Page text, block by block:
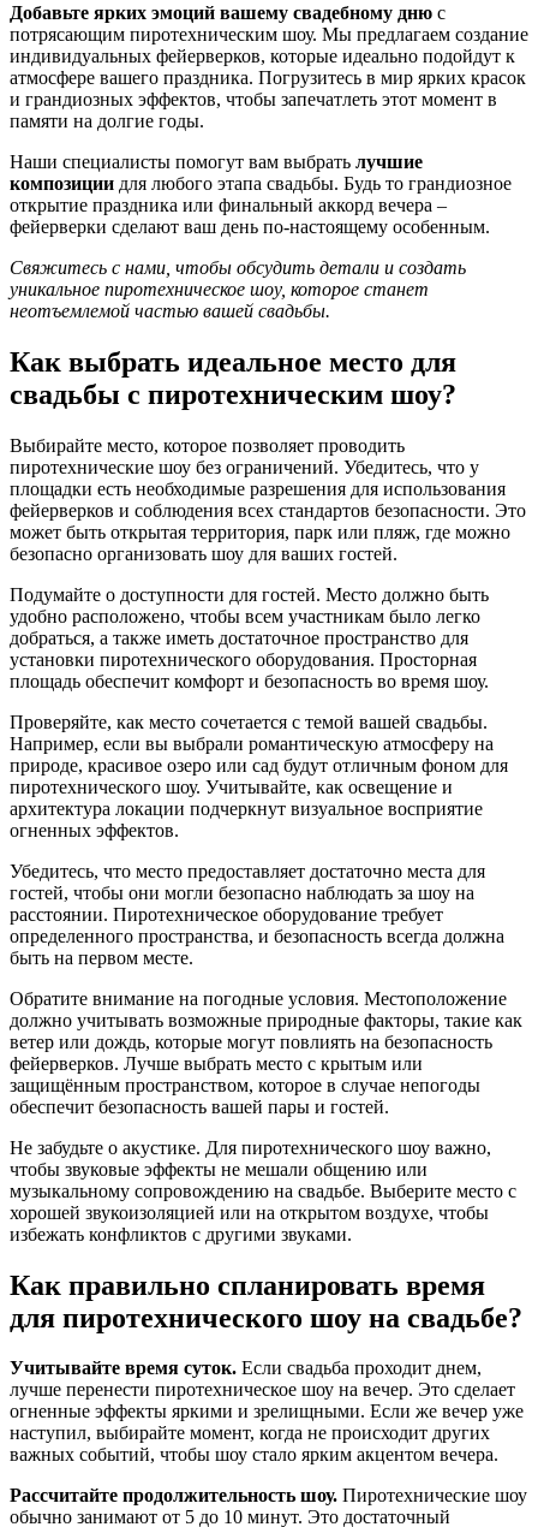
Добавьте ярких эмоций вашему свадебному дню с
потрясающим пиротехническим шоу. Мы предлагаем создание
индивидуальных фейерверков, которые идеально подойдут к
атмосфере вашего праздника. Погрузитесь в мир ярких красок
и грандиозных эффектов, чтобы запечатлеть этот момент в
памяти на долгие годы.
Наши специалисты помогут вам выбрать лучшие
композиции для любого этапа свадьбы. Будь то грандиозное
открытие праздника или финальный аккорд вечера –
фейерверки сделают ваш день по-настоящему особенным.
Свяжитесь с нами, чтобы обсудить детали и создать
уникальное пиротехническое шоу, которое станет
неотъемлемой частью вашей свадьбы.
Как выбрать идеальное место для
свадьбы с пиротехническим шоу?
Выбирайте место, которое позволяет проводить
пиротехнические шоу без ограничений. Убедитесь, что у
площадки есть необходимые разрешения для использования
фейерверков и соблюдения всех стандартов безопасности. Это
может быть открытая территория, парк или пляж, где можно
безопасно организовать шоу для ваших гостей.
Подумайте о доступности для гостей. Место должно быть
удобно расположено, чтобы всем участникам было легко
добраться, а также иметь достаточное пространство для
установки пиротехнического оборудования. Просторная
площадь обеспечит комфорт и безопасность во время шоу.
Проверяйте, как место сочетается с темой вашей свадьбы.
Например, если вы выбрали романтическую атмосферу на
природе, красивое озеро или сад будут отличным фоном для
пиротехнического шоу. Учитывайте, как освещение и
архитектура локации подчеркнут визуальное восприятие
огненных эффектов.
Убедитесь, что место предоставляет достаточно места для
гостей, чтобы они могли безопасно наблюдать за шоу на
расстоянии. Пиротехническое оборудование требует
определенного пространства, и безопасность всегда должна
быть на первом месте.
Обратите внимание на погодные условия. Местоположение
должно учитывать возможные природные факторы, такие как
ветер или дождь, которые могут повлиять на безопасность
фейерверков. Лучше выбрать место с крытым или
защищённым пространством, которое в случае непогоды
обеспечит безопасность вашей пары и гостей.
Не забудьте о акустике. Для пиротехнического шоу важно,
чтобы звуковые эффекты не мешали общению или
музыкальному сопровождению на свадьбе. Выберите место с
хорошей звукоизоляцией или на открытом воздухе, чтобы
избежать конфликтов с другими звуками.
Как правильно спланировать время
для пиротехнического шоу на свадьбе?
Учитывайте время суток. Если свадьба проходит днем,
лучше перенести пиротехническое шоу на вечер. Это сделает
огненные эффекты яркими и зрелищными. Если же вечер уже
наступил, выбирайте момент, когда не происходит других
важных событий, чтобы шоу стало ярким акцентом вечера.
Рассчитайте продолжительность шоу. Пиротехнические шоу
обычно занимают от 5 до 10 минут. Это достаточный